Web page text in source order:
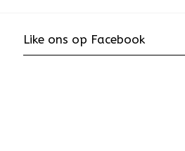
Like ons op Facebook